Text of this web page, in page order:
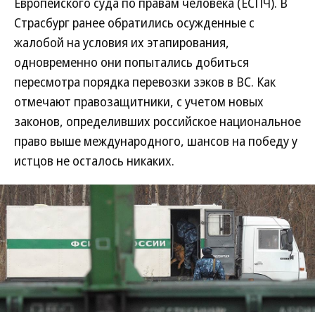
Страсбург ранее обратились осужденные с
жалобой на условия их этапирования,
одновременно они попытались добиться
пересмотра порядка перевозки зэков в ВС. Как
отмечают правозащитники, с учетом новых
законов, определивших российское национальное
право выше международного, шансов на победу у
истцов не осталось никаких.